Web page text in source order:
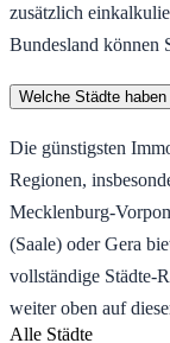
zusätzlich
Bundesland können
Welche Städte
Die günstigsten
Regionen,
Mecklenburg-
(Saale) oder Gera
vollständige Städte-
weiter oben auf
Alle Städte